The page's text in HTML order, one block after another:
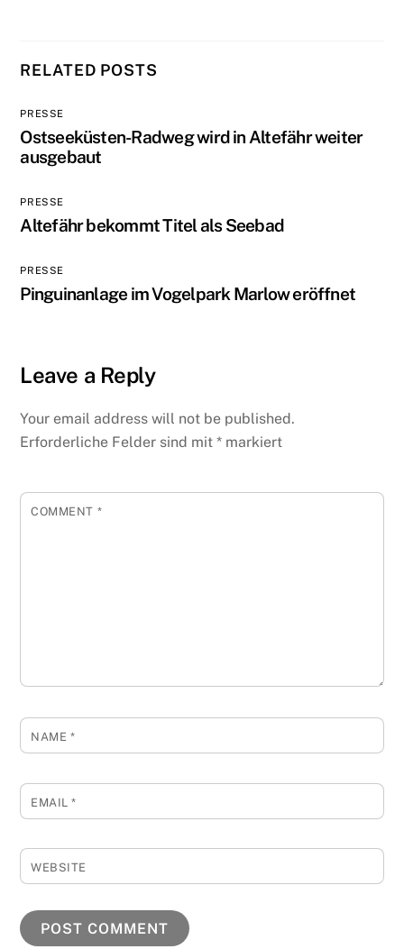
RELATED POSTS
PRESSE
Ostseeküsten-Radweg wird in Altefähr weiter
ausgebaut
PRESSE
Altefähr bekommt Titel als Seebad
PRESSE
Pinguinanlage im Vogelpark Marlow eröffnet
Leave a Reply
Your email address will not be published.
Erforderliche Felder sind mit* markiert
COMMENT *
NAME *
EMAIL*
WEBSITE